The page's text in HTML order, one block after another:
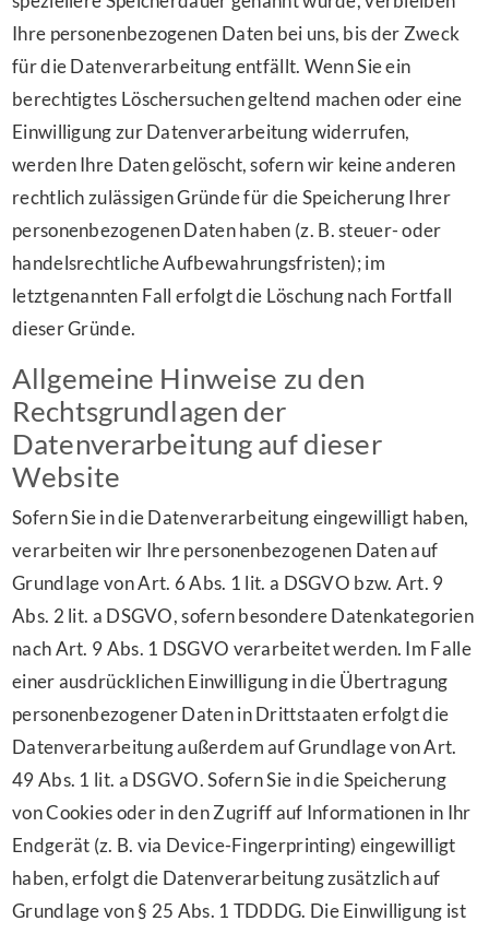
Ihre personenbezogenen Daten bei uns, bis der Zweck
für die Datenverarbeitung entfällt. Wenn Sie ein
berechtigtes Löschersuchen geltend machen oder eine
Einwilligung zur Datenverarbeitung widerrufen,
werden Ihre Daten gelöscht, sofern wir keine anderen
rechtlich zulässigen Gründe für die Speicherung Ihrer
personenbezogenen Daten haben (z. B. steuer- oder
handelsrechtliche Aufbewahrungsfristen); im
letztgenannten Fall erfolgt die Löschung nach Fortfall
dieser Gründe.
Allgemeine Hinweise zu den
Rechtsgrundlagen der
Datenverarbeitung auf dieser
Website
Sofern Sie in die Datenverarbeitung eingewilligt haben,
verarbeiten wir Ihre personenbezogenen Daten auf
Grundlage von Art. 6 Abs. 1 lit. a DSGVO bzw. Art. 9
Abs. 2 lit. a DSGVO, sofern besondere Datenkategorien
nach Art. 9 Abs. 1 DSGVO verarbeitet werden. Im Falle
einer ausdrücklichen Einwilligung in die Übertragung
personenbezogener Daten in Drittstaaten erfolgt die
Datenverarbeitung außerdem auf Grundlage von Art.
49 Abs. 1 lit. a DSGVO. Sofern Sie in die Speicherung
von Cookies oder in den Zugriff auf Informationen in Ihr
Endgerät (z. B. via Device-Fingerprinting) eingewilligt
haben, erfolgt die Datenverarbeitung zusätzlich auf
Grundlage von § 25 Abs. 1 TDDDG. Die Einwilligung ist